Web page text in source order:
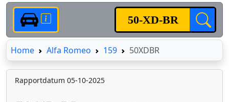
HomeHomeAlfa Romeo 159 50XDBR
Rapportdatum 05-10-2025